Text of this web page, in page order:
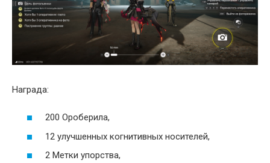
Награда:
200 Ороберила,
12 улучшенных когнитивных носителей,
2 Метки упорства,